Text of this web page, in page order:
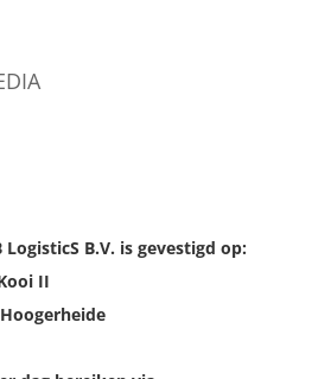
B.V. is gevestigd op:
II